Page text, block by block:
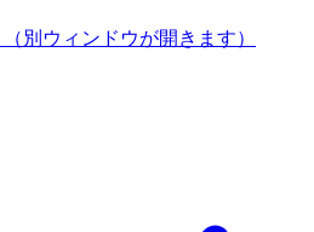
（別ウィンドウが開きます）